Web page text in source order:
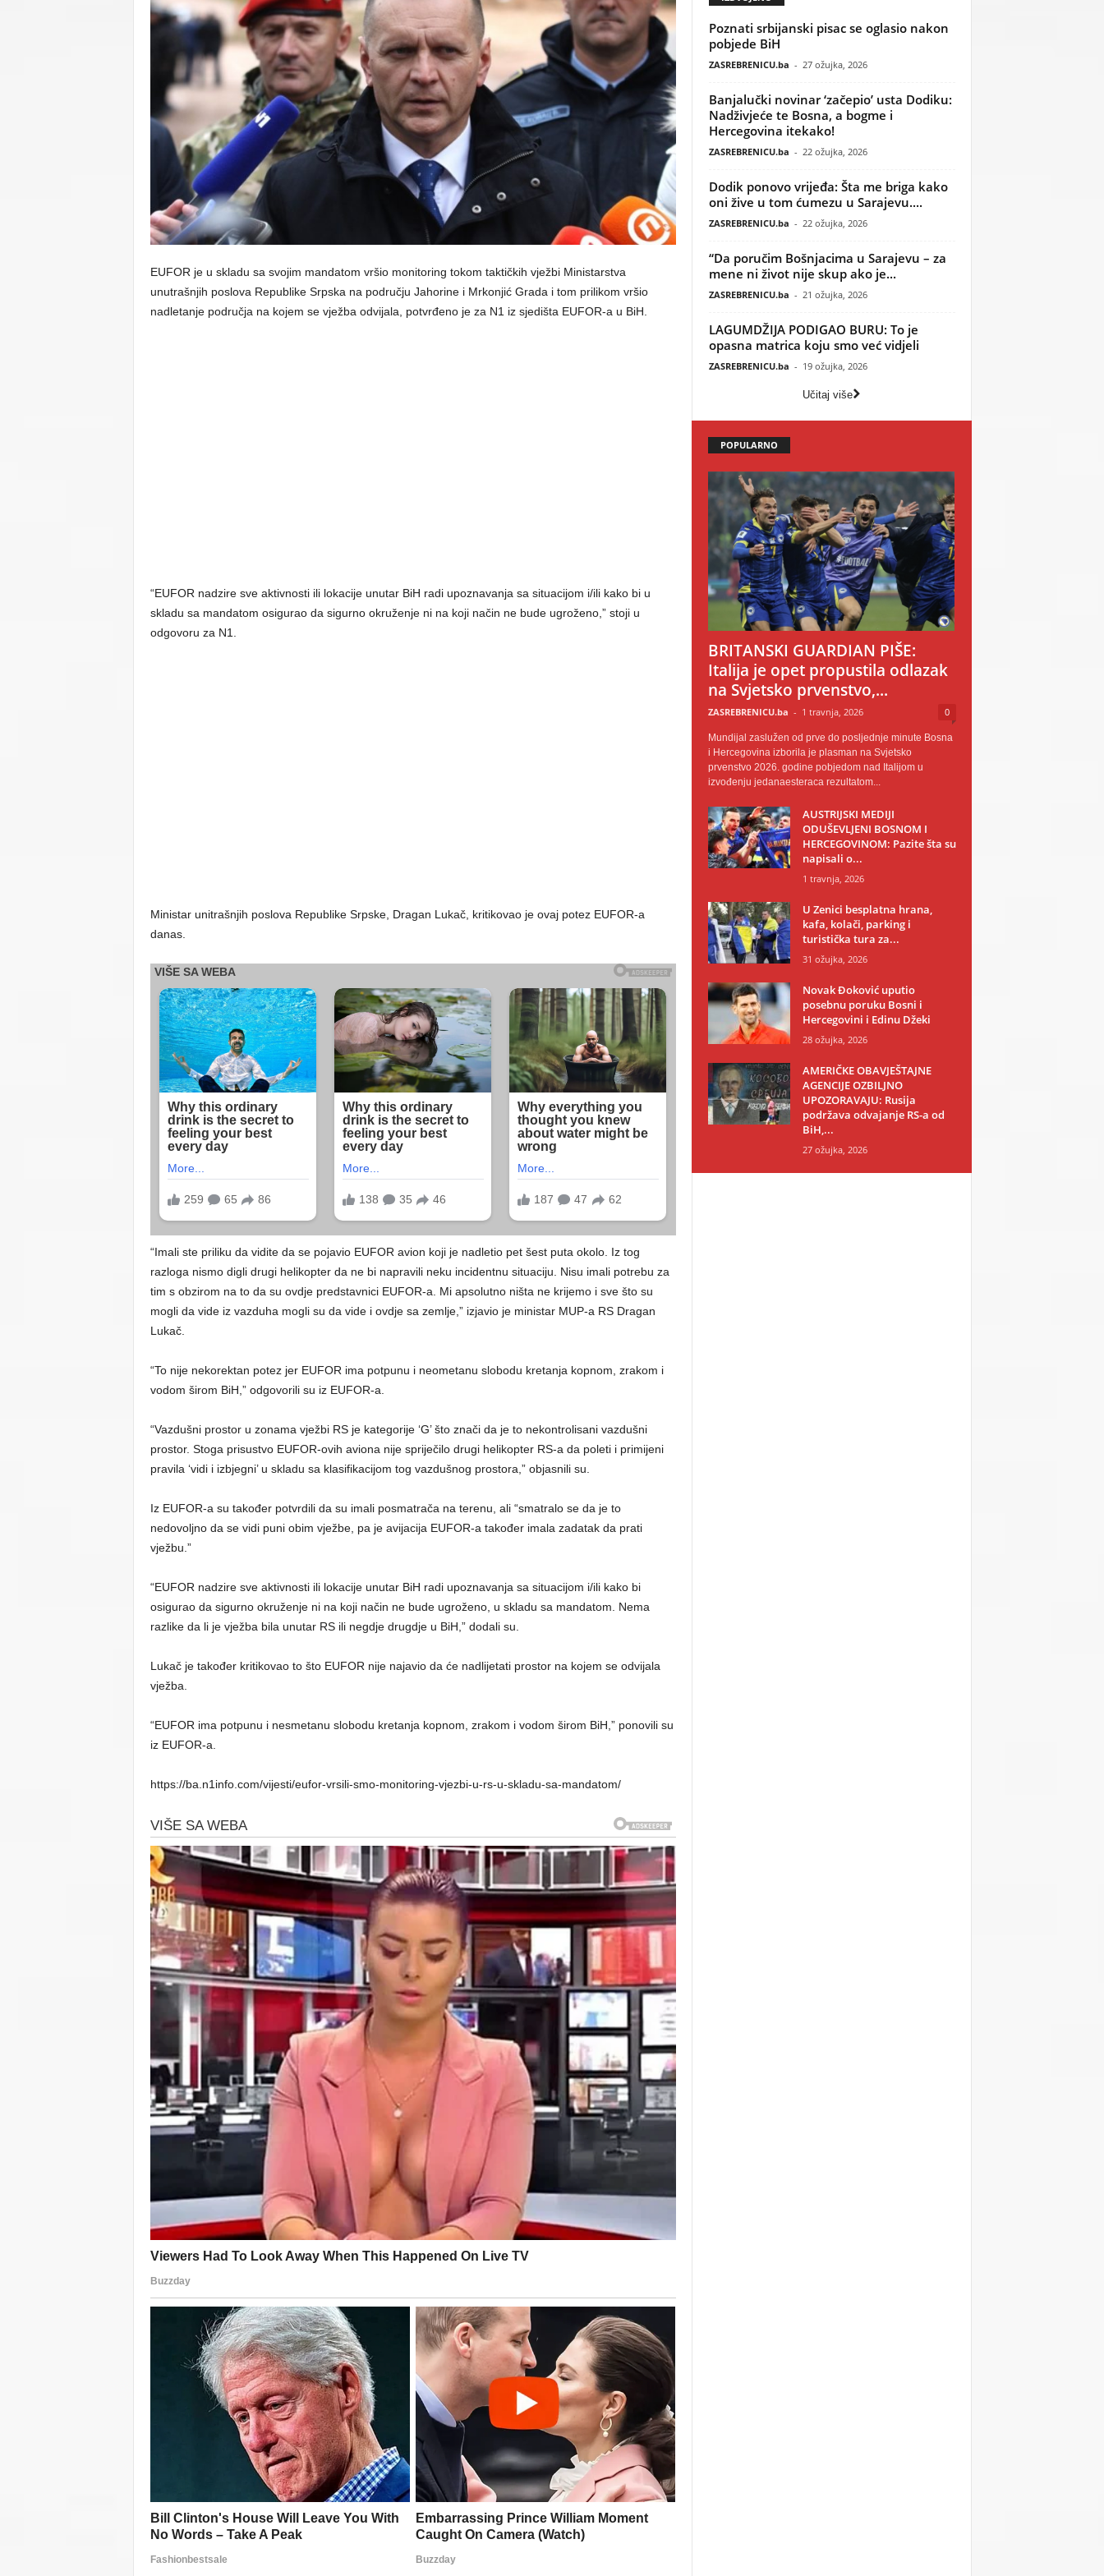
C
U
EUFOR je u skladu sa svojim mandatom vršio monitoring tokom taktičkih vježbi Ministarstva
unutrašnjih poslova Republike Srpska na području Jahorine i Mrkonjić Grada i tom prilikom vršio
nadletanje područja na kojem se vježba odvijala, potvrđeno je za N1 iz sjedišta EUFOR-a u BiH.
“EUFOR nadzire sve aktivnosti ili lokacije unutar BiH radi upoznavanja sa situacijom i/ili kako bi u
skladu sa mandatom osigurao da sigurno okruženje ni na koji način ne bude ugroženo,” stoji u
odgovoru za N1.
Ministar unitrašnjih poslova Republike Srpske, Dragan Lukač, kritikovao je ovaj potez EUFOR-a
danas.
“Imali ste priliku da vidite da se pojavio EUFOR avion koji je nadletio pet šest puta okolo. Iz tog
razloga nismo digli drugi helikopter da ne bi napravili neku incidentnu situaciju. Nisu imali potrebu za
tim s obzirom na to da su ovdje predstavnici EUFOR-a. Mi apsolutno ništa ne krijemo i sve što su
mogli da vide iz vazduha mogli su da vide i ovdje sa zemlje,” izjavio je ministar MUP-a RS Dragan
Lukač.
“To nije nekorektan potez jer EUFOR ima potpunu i neometanu slobodu kretanja kopnom, zrakom i
vodom širom BiH,” odgovorili su iz EUFOR-a.
“Vazdušni prostor u zonama vježbi RS je kategorije ‘G’ što znači da je to nekontrolisani vazdušni
prostor. Stoga prisustvo EUFOR-ovih aviona nije spriječilo drugi helikopter RS-a da poleti i primijeni
pravila ‘vidi i izbjegni’ u skladu sa klasifikacijom tog vazdušnog prostora,” objasnili su.
Iz EUFOR-a su također potvrdili da su imali posmatrača na terenu, ali “smatralo se da je to
nedovoljno da se vidi puni obim vježbe, pa je avijacija EUFOR-a također imala zadatak da prati
vježbu.”
“EUFOR nadzire sve aktivnosti ili lokacije unutar BiH radi upoznavanja sa situacijom i/ili kako bi
osigurao da sigurno okruženje ni na koji način ne bude ugroženo, u skladu sa mandatom. Nema
razlike da li je vježba bila unutar RS ili negdje drugdje u BiH,” dodali su.
Lukač je također kritikovao to što EUFOR nije najavio da će nadlijetati prostor na kojem se odvijala
vježba.
“EUFOR ima potpunu i nesmetanu slobodu kretanja kopnom, zrakom i vodom širom BiH,” ponovili su
iz EUFOR-a.
https://ba.n1info.com/vijesti/eufor-vrsili-smo-monitoring-vjezbi-u-rs-u-skladu-sa-mandatom/
Poznati srbijanski pisac se oglasio nakon
pobjede BiH
ZASREBRENICU.ba - 27 ožujka, 2026
Banjalučki novinar ‘začepio’ usta Dodiku:
Nadživjeće te Bosna, a bogme i
Hercegovina itekako!
ZASREBRENICU.ba - 22 ožujka, 2026
Dodik ponovo vrijeđa: Šta me briga kako
oni žive u tom ćumezu u Sarajevu....
ZASREBRENICU.ba - 22 ožujka, 2026
“Da poručim Bošnjacima u Sarajevu – za
mene ni život nije skup ako je...
ZASREBRENICU.ba - 21 ožujka, 2026
LAGUMDŽIJA PODIGAO BURU: To je
opasna matrica koju smo već vidjeli
ZASREBRENICU.ba - 19 ožujka, 2026
Učitaj više
POPULARNO
BRITANSKI GUARDIAN PIŠE:
Italija je opet propustila odlazak
na Svjetsko prvenstvo,...
ZASREBRENICU.ba - 1 travnja, 2026 0
Mundijal zaslužen od prve do posljednje minute Bosna
i Hercegovina izborila je plasman na Svjetsko
prvenstvo 2026. godine pobjedom nad Italijom u
izvođenju jedanaesteraca rezultatom...
AUSTRIJSKI MEDIJI
ODUŠEVLJENI BOSNOM I
HERCEGOVINOM: Pazite šta su
napisali o...
1 travnja, 2026
U Zenici besplatna hrana,
kafa, kolači, parking i
turistička tura za...
31 ožujka, 2026
Novak Đoković uputio
posebnu poruku Bosni i
Hercegovini i Edinu Džeki
28 ožujka, 2026
AMERIČKE OBAVJEŠTAJNE
AGENCIJE OZBILJNO
UPOZORAVAJU: Rusija
podržava odvajanje RS-a od
BiH,...
27 ožujka, 2026